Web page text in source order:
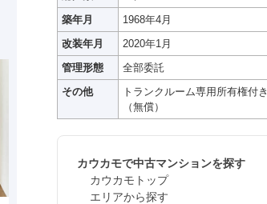
築年月
1968年4月
改装年月
2020年1月
管理形態
全部委託
その他
トランクルーム専用所有権付き
（無償）
カウカモで中古マンションを探す
カウカモトップ
エリアから探す